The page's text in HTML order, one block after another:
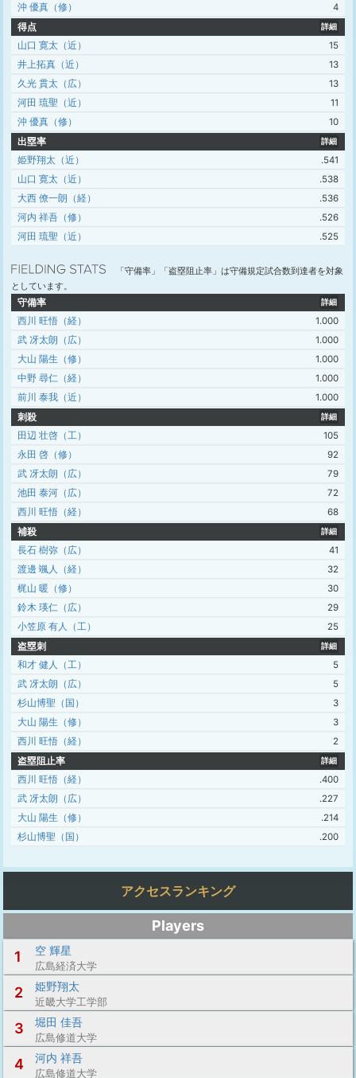
沖 優真（修）
4
得点
詳細
山口 寛太（近）
15
井上拓真（近）
13
久光 貫太（広）
13
河田 琉聖（近）
11
沖 優真（修）
10
出塁率
詳細
姫野翔太（近）
.541
山口 寛太（近）
.538
大西 僚一朗（経）
.536
河内 祥吾（修）
.526
河田 琉聖（近）
.525
「守備率」「盗塁阻止率」は守備規定試合数到達者を対象
としています。
守備率
詳細
西川 旺悟（経）
1.000
武 冴太朗（広）
1.000
大山 陽生（修）
1.000
中野 尋仁（経）
1.000
前川 泰我（近）
1.000
刺殺
詳細
田辺 壮啓（工）
105
永田 啓（修）
92
武 冴太朗（広）
79
池田 泰河（広）
72
西川 旺悟（経）
68
補殺
詳細
長石 樹弥（広）
41
渡邊 颯人（経）
32
梶山 暖（修）
30
鈴木 瑛仁（広）
29
小笠原 有人（工）
25
盗塁刺
詳細
和才 健人（工）
5
武 冴太朗（広）
5
杉山博聖（国）
3
大山 陽生（修）
3
西川 旺悟（経）
2
盗塁阻止率
詳細
西川 旺悟（経）
.400
武 冴太朗（広）
.227
大山 陽生（修）
.214
杉山博聖（国）
.200
アクセスランキング
Players
1
空 輝星
広島経済大学
2 姫野翔太
近畿大学工学部
3 堀田 佳吾
広島修道大学
4 河内 祥吾
広島修道大学